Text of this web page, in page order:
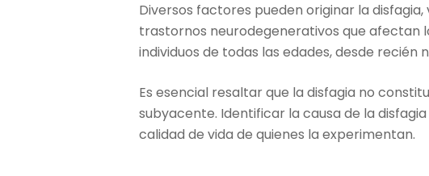
Diversos factores pueden originar la
trastornos neurodegenerativos que afectan
individuos de todas las edades, desde recién
Es esencial resaltar que la disfagia no
subyacente. Identificar la causa de la
calidad de vida de quienes la experimentan.